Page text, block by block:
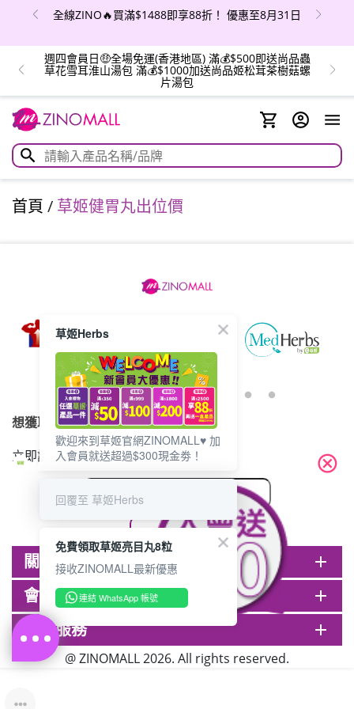
全線ZINO🔥買滿$1488即享88折！ 優惠至8月31日
週四會員日🤑全場免運(香港地區) 滿💰$500即送尚品蟲
草花雪耳淮山湯包 滿💰$1000加送尚品姬松茸茶樹菇螺
片湯包
首頁 / 草姬健胃丸出位價
想獲取最新的優惠資訊？
立即訂閱電子郵件!
關於ZINOMALL add
會員 add
客戶服務 add
@ ZINOMALL 2026. All rights reserved.
cancel
草姬Herbs
歡迎來到草姬官網ZINOMALL♥️ 加
入會員就送超過$300現金劵！
回覆至 草姬Herbs
免費領取草姬亮目丸8粒
接收ZINOMALL最新優惠
連結 WhatsApp 帳號